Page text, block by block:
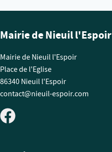
Mairie de Nieuil l'Espoir
Mairie de Nieuil l'Espoir
Place de l'Eglise
86340 Nieuil l'Espoir
contact@nieuil-espoir.com